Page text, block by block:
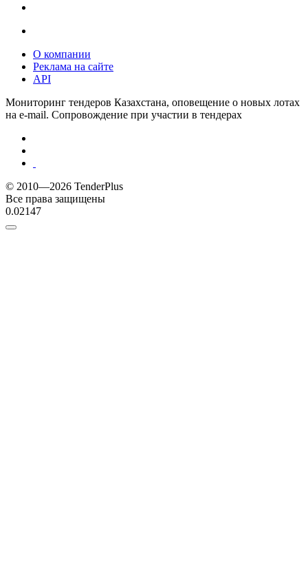
О компании
Реклама на сайте
API
Мониторинг тендеров Казахстана, оповещение о новых лотах
на e-mail. Сопровождение при участии в тендерах
© 2010—2026 TenderPlus
Все права защищены
0.02147